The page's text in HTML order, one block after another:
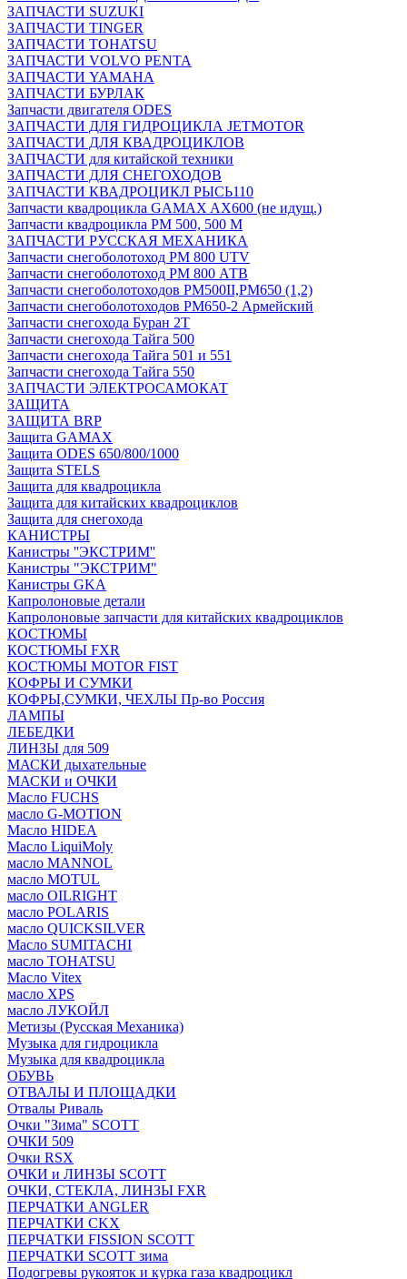
ЗАПЧАСТИ SUZUKI
ЗАПЧАСТИ TINGER
ЗАПЧАСТИ TOHATSU
ЗАПЧАСТИ VOLVO PENTA
ЗАПЧАСТИ YAMAHA
ЗАПЧАСТИ БУРЛАК
Запчасти двигателя ODES
ЗАПЧАСТИ ДЛЯ ГИДРОЦИКЛА JETMOTOR
ЗАПЧАСТИ ДЛЯ КВАДРОЦИКЛОВ
ЗАПЧАСТИ для китайской техники
ЗАПЧАСТИ ДЛЯ СНЕГОХОДОВ
ЗАПЧАСТИ КВАДРОЦИКЛ РЫСЬ110
Запчасти квадроцикла GAMAX AX600 (не идущ.)
Запчасти квадроцикла РМ 500, 500 М
ЗАПЧАСТИ РУССКАЯ МЕХАНИКА
Запчасти снегоболотоход РМ 800 UTV
Запчасти снегоболотоход РМ 800 АТВ
Запчасти снегоболотоходов РМ500II,РМ650 (1,2)
Запчасти снегоболотоходов РМ650-2 Армейский
Запчасти снегохода Буран 2Т
Запчасти снегохода Тайга 500
Запчасти снегохода Тайга 501 и 551
Запчасти снегохода Тайга 550
ЗАПЧАСТИ ЭЛЕКТРОСАМОКАТ
ЗАЩИТА
ЗАЩИТА BRP
Защита GAMAX
Защита ODES 650/800/1000
Защита STELS
Защита для квадроцикла
Защита для китайских квадроциклов
Защита для снегохода
КАНИСТРЫ
Канистры ''ЭКСТРИМ''
Канистры "ЭКСТРИМ"
Канистры GKA
Капролоновые детали
Капролоновые запчасти для китайских квадроциклов
КОСТЮМЫ
КОСТЮМЫ FXR
КОСТЮМЫ MOTOR FIST
КОФРЫ И СУМКИ
КОФРЫ,СУМКИ, ЧЕХЛЫ Пр-во Россия
ЛАМПЫ
ЛЕБЕДКИ
ЛИНЗЫ для 509
МАСКИ дыхательные
МАСКИ и ОЧКИ
Масло FUCHS
масло G-MOTION
Масло HIDEA
Масло LiquiMoly
масло MANNOL
масло MOTUL
масло OILRIGHT
масло POLARIS
масло QUICKSILVER
Масло SUMITACHI
масло TOHATSU
Масло Vitex
масло XPS
масло ЛУКОЙЛ
Метизы (Русская Механика)
Музыка для гидроцикла
Музыка для квадроцикла
ОБУВЬ
ОТВАЛЫ И ПЛОЩАДКИ
Отвалы Риваль
Очки "Зима" SCOTT
ОЧКИ 509
Очки RSX
ОЧКИ и ЛИНЗЫ SCOTT
ОЧКИ, СТЕКЛА, ЛИНЗЫ FXR
ПЕРЧАТКИ ANGLER
ПЕРЧАТКИ CKX
ПЕРЧАТКИ FISSION SCOTT
ПЕРЧАТКИ SCOTT зима
Подогревы рукояток и курка газа квадроцикл